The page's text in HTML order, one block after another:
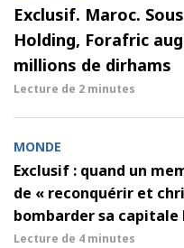
Exclusif. Maroc.
Holding, Forafric
millions de dirhams
Lecture de 2 minutes
MONDE
Exclusif : quand un
de « reconquérir et
bombarder sa capitale
Lecture de 4 minutes